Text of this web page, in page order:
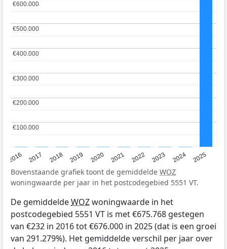
2016 2017 2018 2019 2020 2021 2022 2023 2024 2025
€100.000
€100.000
€200.000
€200.000
€300.000
€300.000
€400.000
€400.000
€500.000
€500.000
€600.000
€600.000
Bovenstaande grafiek toont de gemiddelde WOZ
woningwaarde per jaar in het postcodegebied 5551 VT.
De gemiddeldeWOZwoningwaarde in het
postcodegebied 5551 VT is met €675.768 gestegen
van €232 in 2016 tot €676.000 in 2025 (dat is een groei
van 291.279%). Het gemiddelde verschil per jaar over